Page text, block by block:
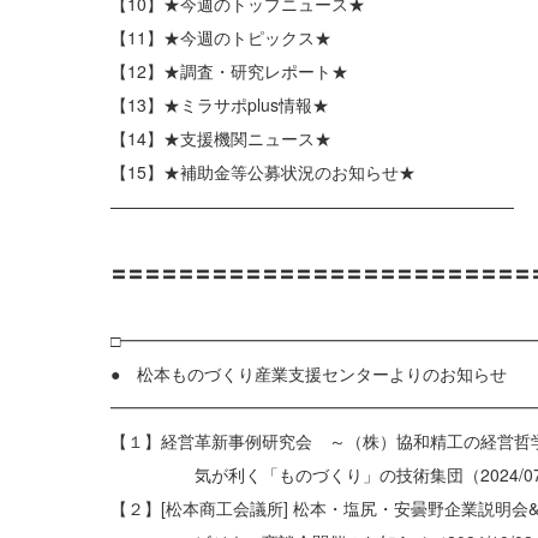
【11】★今週のトピックス★
【12】★調査・研究レポート★
【13】★ミラサポplus情報★
【14】★支援機関ニュース★
【15】★補助金等公募状況のお知らせ★
————————————————————————
〓〓〓〓〓〓〓〓〓〓〓〓〓〓〓〓〓〓〓〓〓〓〓〓
● 松本ものづくり産業支援センターよりのお知らせ
【１】経営革新事例研究会 ～（株）協和精工の経営哲
気が利く「ものづくり」の技術集団（2024/07/
【２】[松本商工会議所] 松本・塩尻・安曇野企業説明会